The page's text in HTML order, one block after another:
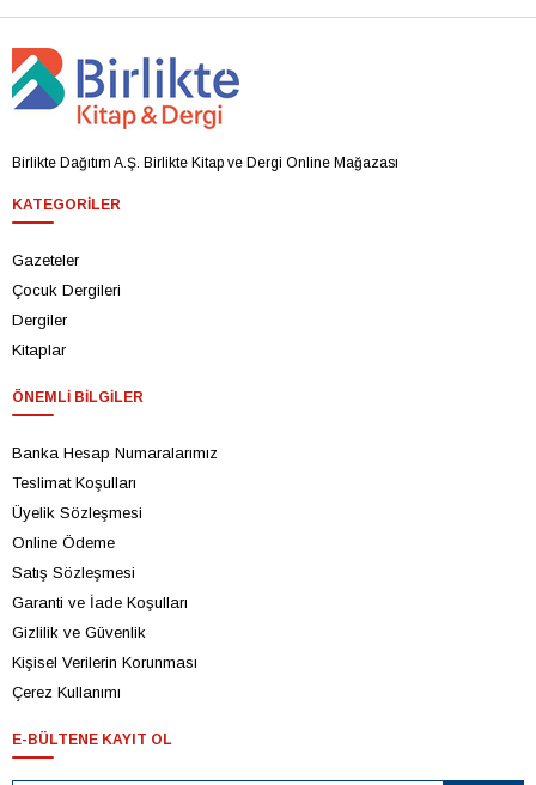
Birlikte Dağıtım A.Ş. Birlikte Kitap ve Dergi Online Mağazası
KATEGORILER
Gazeteler
Çocuk Dergileri
Dergiler
Kitaplar
ÖNEMLI BILGILER
Banka Hesap Numaralarımız
Teslimat Koşulları
Üyelik Sözleşmesi
Online Ödeme
Satış Sözleşmesi
Garanti ve İade Koşulları
Gizlilik ve Güvenlik
Kişisel Verilerin Korunması
Çerez Kullanımı
E-BÜLTENE KAYIT OL